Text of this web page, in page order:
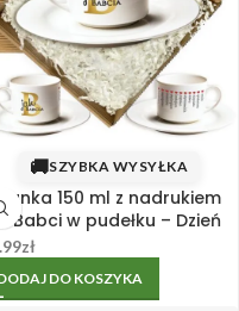
🚚SZYBKA WYSYŁKA
150 ml z nadrukiem
Babci w pudełku – Dzień
zł
DO KOSZYKA